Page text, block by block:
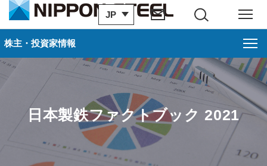
JP
サイト内検索 メニュー
日本製鉄ファクトブック 2021
株主・投資家情報